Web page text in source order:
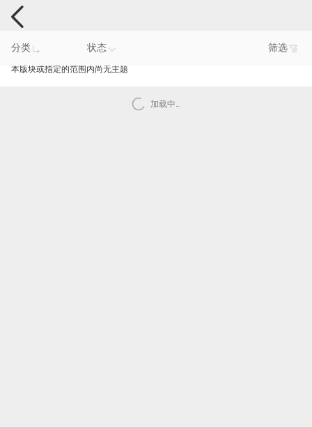
手机反馈
分类 状态 筛选
本版块或指定的范围内尚无主题
加载中..